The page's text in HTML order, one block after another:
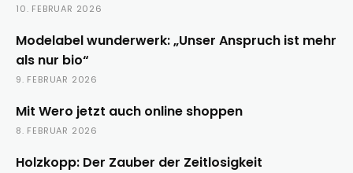
10. FEBRUAR 2026
Modelabel wunderwerk: „Unser Anspruch ist mehr
als nur bio“
9. FEBRUAR 2026
Mit Wero jetzt auch online shoppen
8. FEBRUAR 2026
Holzkopp: Der Zauber der Zeitlosigkeit